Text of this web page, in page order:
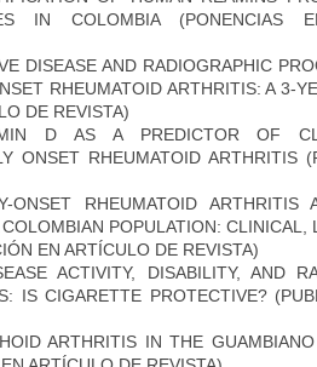
IN COLOMBIA (PONENCIAS
DISEASE AND RADIOGRAPHIC
RHEUMATOID ARTHRITIS: A 3-
DE REVISTA)
D AS A PREDICTOR OF
ONSET RHEUMATOID ARTHRITIS
ONSET RHEUMATOID ARTHRITIS
POPULATION: CLINICAL,
EN ARTÍCULO DE REVISTA)
ACTIVITY, DISABILITY, AND
IS CIGARETTE PROTECTIVE?
ARTHRITIS IN THE GUAMBIANO